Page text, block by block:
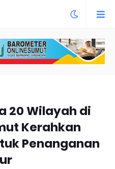
20 Wilayah di
Kerahkan
Penanganan